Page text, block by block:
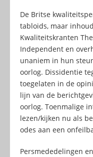
De Britse
tabloids, maar
Kwaliteitskranten
Independent en
unaniem in hun
oorlog. Dissidentie
toegelaten in de
lijn van de
oorlog. Toenmalige
lezen/kijken nu als
odes aan een
Persmededelingen